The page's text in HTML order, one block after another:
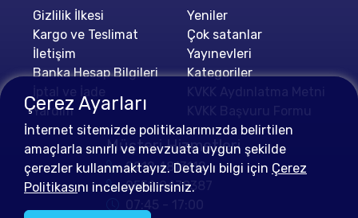
Gizlilik İlkesi
Kargo ve Teslimat
İletişim
Banka Hesap Bilgileri
Yardım
Yeniler
Çok satanlar
Yayınevleri
Kategoriler
Müşteri Hizmetleri
0212 4813112
0552 0478387
07:45 - 17:00
Çerez Ayarları
İnternet sitemizde politikalarımızda belirtilen
amaçlarla sınırlı ve mevzuata uygun şekilde
çerezler kullanmaktayız. Detaylı bilgi için Çerez
Politikasını inceleyebilirsiniz.